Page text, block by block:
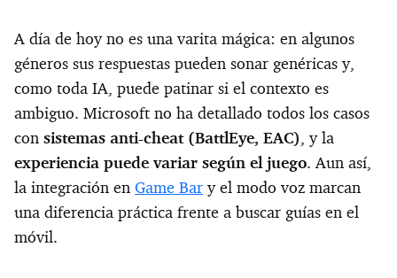
A día de hoy no es una varita mágica: en algunos
géneros sus respuestas pueden sonar genéricas y,
como toda IA, puede patinar si el contexto es
ambiguo. Microsoft no ha detallado todos los casos
con sistemas anti-cheat (BattlEye, EAC), y la
experiencia puede variar según el juego. Aun así,
la integración en Game Bar y el modo voz marcan
una diferencia práctica frente a buscar guías en el
móvil.